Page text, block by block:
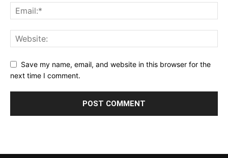
Save my name, email, and website in this browser for the
next time I comment.